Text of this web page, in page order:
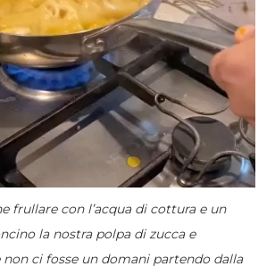
frullare con l’acqua di cottura e un
la nostra polpa di zucca e
ci fosse un domani partendo dalla